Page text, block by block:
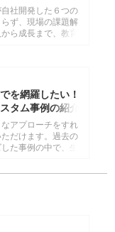
社開発した６つの
ず、現場の課題解
ら成長まで、教育
を網羅したい！
タム事例の紹介
アプローチをすれ
だけます。過去の
た事例の中で、生